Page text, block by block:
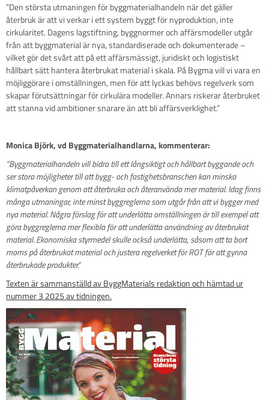
”Den största utmaningen för byggmaterialhandeln när det gäller
återbruk är att vi verkar i ett system byggt för nyproduktion, inte
cirkularitet. Dagens lagstiftning, byggnormer och affärsmodeller utgår
från att byggmaterial är nya, standardiserade och dokumenterade –
vilket gör det svårt att på ett affärsmässigt, juridiskt och logistiskt
hållbart sätt hantera återbrukat material i skala. På Bygma vill vi vara en
möjliggörare i omställningen, men för att lyckas behövs regelverk som
skapar förutsättningar för cirkulära modeller. Annars riskerar återbruket
att stanna vid ambitioner snarare än att bli affärsverklighet.”
Monica Björk, vd Byggmaterialhandlarna, kommenterar:
”Byggmaterialhandeln vill bidra till ett långsiktigt och hållbart byggande och
ser stora möjligheter till att bygg- och fastighetsbranschen kan minska
klimatpåverkan genom att återbruka och återanvända mer material. Idag finns
många utmaningar, inte minst byggreglerna som utgår från att vi bygger med
nya material. Några förslag för att underlätta omställningen är till exempel att
göra byggreglerna mer flexibla för att underlätta användning av återbrukat
material. Ekonomiska styrmedel skulle också underlätta, såsom att ta bort
moms på återbrukat material och justera regelverket för ROT för att gynna
återbrukade produkter.”
Texten är sammanställd av ByggMaterials redaktion och hämtad ur
nummer 3 2025 av tidningen.